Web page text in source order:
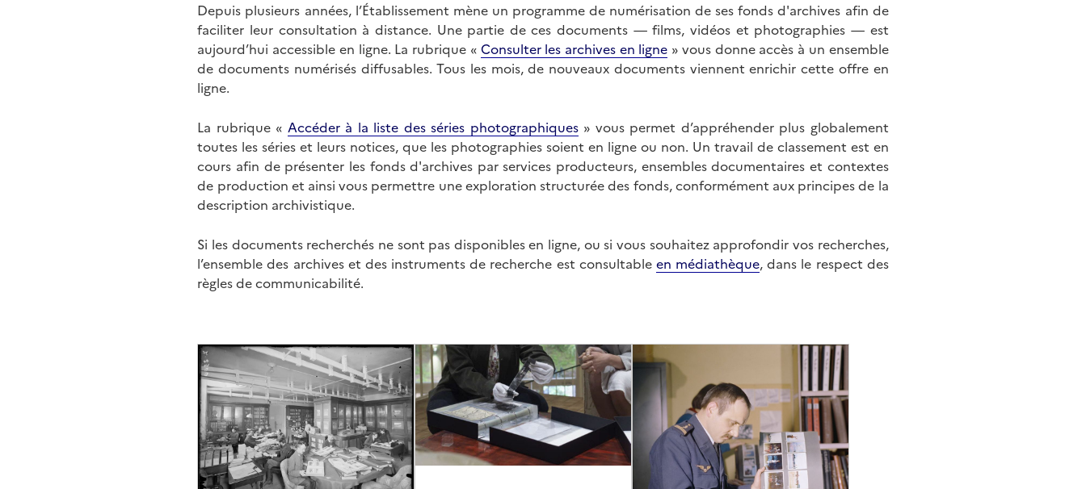
Depuis plusieurs années, l’Établissement mène un programme de numérisation de ses fonds d'archives afin de
faciliter leur consultation à distance. Une partie de ces documents — films, vidéos et photographies — est
aujourd’hui accessible en ligne. La rubrique « Consulter les archives en ligne » vous donne accès à un ensemble
de documents numérisés diffusables. Tous les mois, de nouveaux documents viennent enrichir cette offre en
ligne.
La rubrique « Accéder à la liste des séries photographiques» vous permet d’appréhender plus globalement
toutes les séries et leurs notices, que les photographies soient en ligne ou non. Un travail de classement est en
cours afin de présenter les fonds d'archives par services producteurs, ensembles documentaires et contextes
de production et ainsi vous permettre une exploration structurée des fonds, conformément aux principes de la
description archivistique.
Si les documents recherchés ne sont pas disponibles en ligne, ou si vous souhaitez approfondir vos recherches,
l’ensemble des archives et des instruments de recherche est consultable en médiathèque, dans le respect des
règles de communicabilité.